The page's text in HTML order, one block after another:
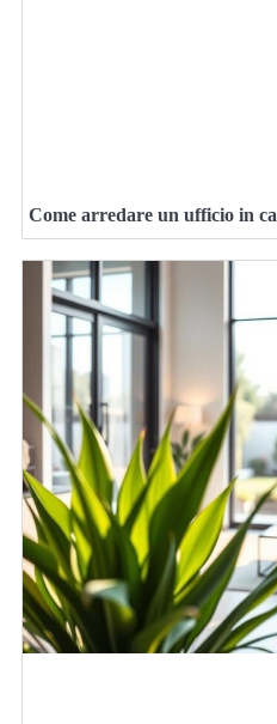
Come arredare un ufficio in